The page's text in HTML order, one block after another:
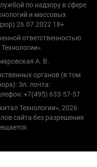
по надзору в сфере
и массовых
26.07.2022 18+
ответственностью
А. В.
органов (в том
Эл. почта:
+7(495) 633-57-57
Технологии», 2026.
сайта без разрешения